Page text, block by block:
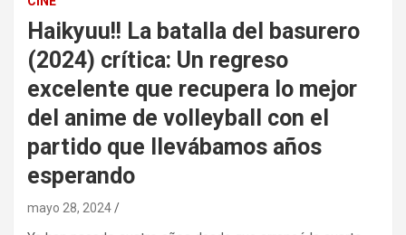
Haikyuu!! La batalla del basurero
(2024) crítica: Un regreso
excelente que recupera lo mejor
del anime de volleyball con el
partido que llevábamos años
esperando
mayo 28, 2024